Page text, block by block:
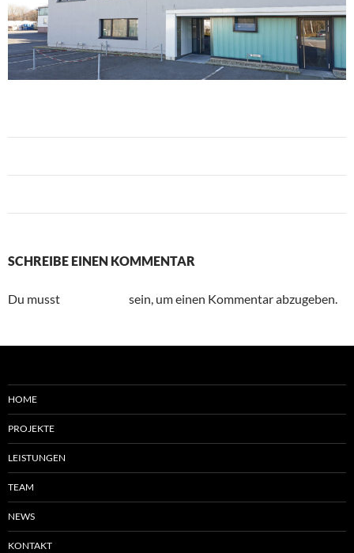
SCHREIBE EINEN KOMMENTAR
Du musst sein, um einen Kommentar abzugeben.
HOME
PROJEKTE
LEISTUNGEN
TEAM
NEWS
KONTAKT